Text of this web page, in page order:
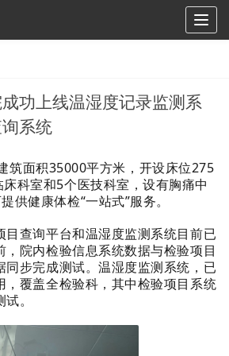
功上线温湿度记录监测系
系统
筑面积35000平方米，开设床位275
科室和5个医技科室，设有胸痛中
供健康体检“一站式”服务。
目查询平台和温湿度监测系统目前已
，院内检验信息系统数据与检验项目
同步完成测试。温湿度监测系统，已
覆盖全检验科， 其中检验项目系统
试。